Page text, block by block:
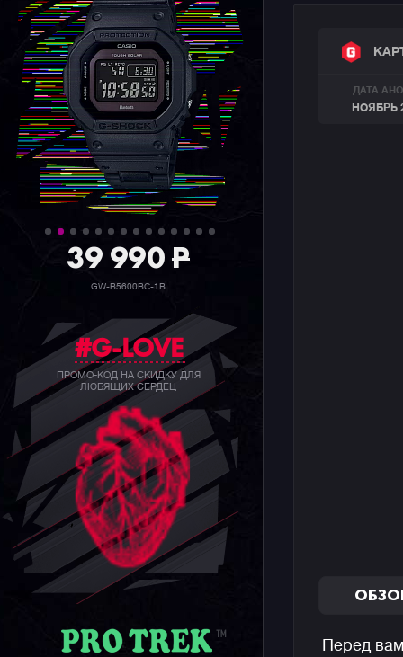
39 990P
GW-B5600BC-1B
#G-LOVE
ПРОМО-КОД НА СКИДКУ ДЛЯ
ЛЮБЯЩИХ СЕРДЕЦ
ДАТА
НОЯБРЬ
Перед